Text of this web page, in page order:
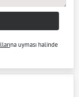
na uyması halinde